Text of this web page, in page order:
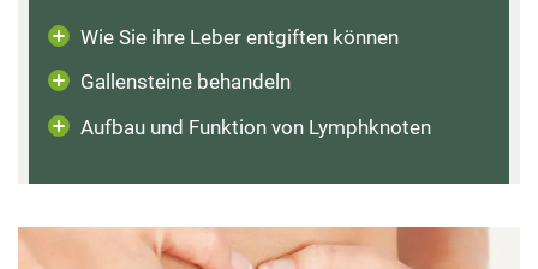
Wie Sie ihre Leber entgiften können
Gallensteine behandeln
Aufbau und Funktion von Lymphknoten